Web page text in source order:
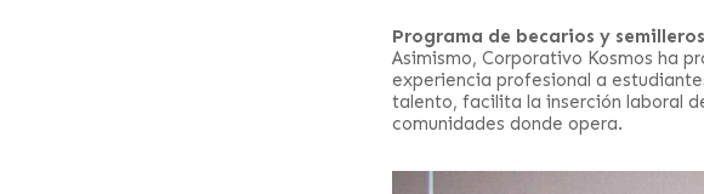
Programa de becarios y
Asimismo, Corporativo Kosmos ha
experiencia profesional a
talento, facilita la inserción laboral
comunidades donde opera.